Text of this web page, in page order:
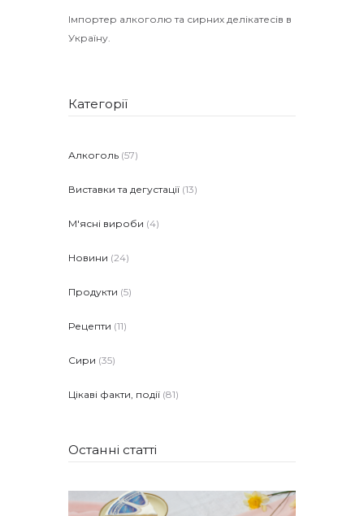
Імпортер алкоголю та сирних делікатесів в
Україну.
Категорії
Алкоголь (57)
Виставки та дегустації (13)
М'ясні вироби (4)
Новини (24)
Продукти (5)
Рецепти (11)
Сири (35)
Цікаві факти, події (81)
Останні статті